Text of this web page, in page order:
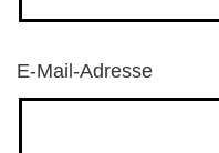
E-Mail-Adresse